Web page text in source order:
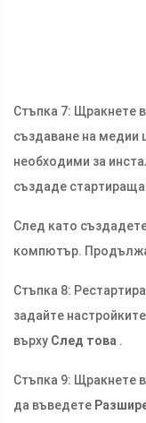
Стъпка 7: Щракнете
създаване на медии
необходими за
създаде
След като
компютър.
Стъпка 8:
задайте
върху След това .
Стъпка 9: Щракнете
да въведете